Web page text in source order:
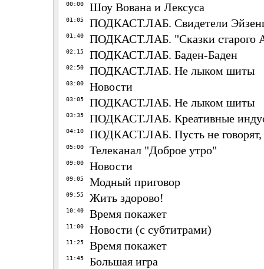
00:00 Шоу Вована и Лексуса
01:05 ПОДКАСТ.ЛАБ. Свидетели
01:40 ПОДКАСТ.ЛАБ. "Сказки старого
02:15 ПОДКАСТ.ЛАБ. Баден-Баден
02:50 ПОДКАСТ.ЛАБ. Не лыком шиты
03:00 Новости
03:05 ПОДКАСТ.ЛАБ. Не лыком шиты
03:35 ПОДКАСТ.ЛАБ. Креативные
04:10 ПОДКАСТ.ЛАБ. Пусть не говорят,
05:00 Телеканал "Доброе утро"
09:00 Новости
09:05 Модный приговор
09:55 Жить здорово!
10:40 Время покажет
11:00 Новости (с субтитрами)
11:25 Время покажет
11:45 Большая игра